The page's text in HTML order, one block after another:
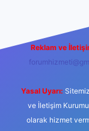
Reklam ve
Yasal Uyarı:
ve İletişim Kurumu
olarak hizmet